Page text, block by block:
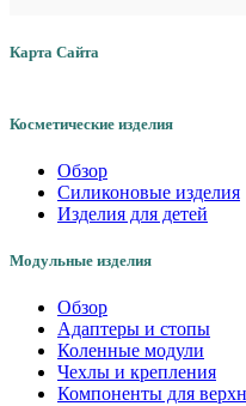
Карта Сайта
Косметические изделия
Обзор
Силиконовые изделия
Изделия для детей
Модульные изделия
Обзор
Адаптеры и стопы
Коленные модули
Чехлы и крепления
Компоненты для